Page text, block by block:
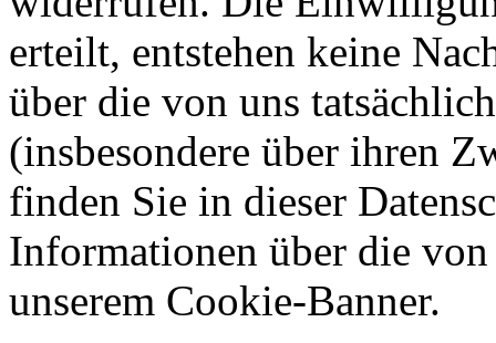
erteilt, entstehen keine
über die von uns
(insbesondere über ihren
finden Sie in dieser
Informationen über die
unserem Cookie-Banner.